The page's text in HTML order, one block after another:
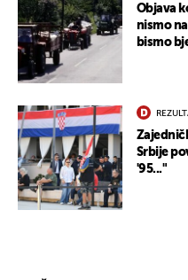
Objava
nismo
bismo
Srbije
'95..."